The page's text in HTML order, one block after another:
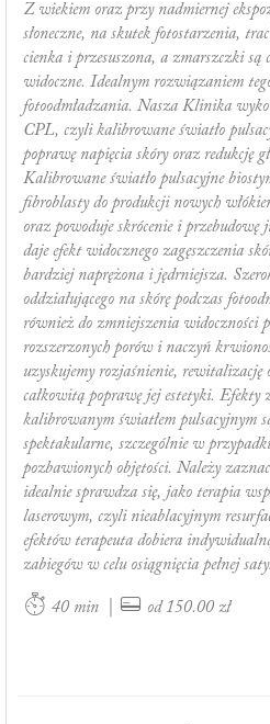
Z wiekiem oraz przy nadmiernej
słoneczne, na skutek fotostarzenia,
cienka i przesuszona, a zmarszczki są
widoczne. Idealnym rozwiązaniem
fotoodmładzania. Nasza Klinika
CPL, czyli kalibrowane światło
poprawę napięcia skóry oraz redukcję
Kalibrowane światło pulsacyjne
fibroblasty do produkcji nowych
oraz powoduje skrócenie i
daje efekt widocznego zagęszczenia
bardziej naprężona i jędrniejsza.
oddziałującego na skórę podczas
również do zmniejszenia widoczności
rozszerzonych porów i naczyń
uzyskujemy rozjaśnienie, rewitalizację
całkowitą poprawę jej estetyki. Efekty
kalibrowanym światłem pulsacyjnym
spektakularne, szczególnie w
pozbawionych objętości. Należy
idealnie sprawdza się, jako terapia
laserowym, czyli nieablacyjnym
efektów terapeuta dobiera
zabiegów w celu osiągnięcia pełnej
40 min od 150.00 zł